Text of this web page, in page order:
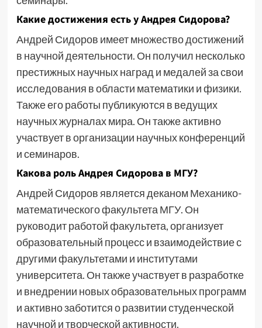
Какие достижения есть у Андрея Сидорова?
Андрей Сидоров имеет множество достижений
в научной деятельности. Он получил несколько
престижных научных наград и медалей за свои
исследования в области математики и физики.
Также его работы публикуются в ведущих
научных журналах мира. Он также активно
участвует в организации научных конференций
и семинаров.
Какова роль Андрея Сидорова в МГУ?
Андрей Сидоров является деканом Механико-
математического факультета МГУ. Он
руководит работой факультета, организует
образовательный процесс и взаимодействие с
другими факультетами и институтами
университета. Он также участвует в разработке
и внедрении новых образовательных программ
и активно заботится о развитии студенческой
научной и творческой активности.